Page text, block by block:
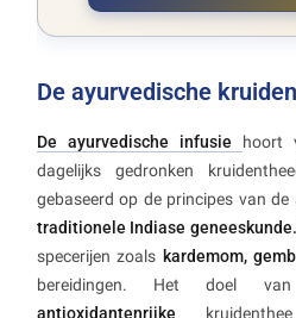
De ayurvedische
De ayurvedische infusie
hoort
dagelijks gedronken
gebaseerd op de principes van
traditionele Indiase geneeskunde.
specerijen zoals kardemom,
bereidingen. Het doel
antioxidantenrijke